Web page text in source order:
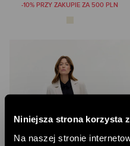
Niniejsza strona korzysta
Na naszej stronie
-10% PRZY ZAKUPIE ZA 500 PLN